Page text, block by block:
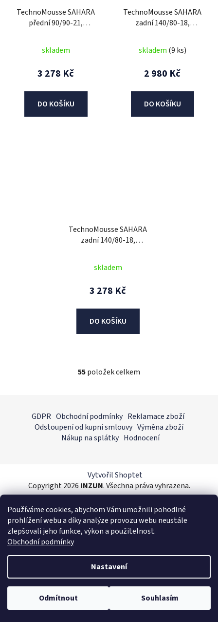
Používáme cookies, abychom Vám umožnili pohodlné
prohlížení webu a díky analýze provozu webu neustále
zlepšovali jeho funkce, výkon a použitelnost.
Obchodní podmínky
Nastavení
Odmítnout Souhlasím
TechnoMousse SAHARA
přední 90/90-21,
směs)
skladem
3 278 Kč
DO KOŠÍKU
TechnoMousse SAHARA
zadní 140/80-18,
SERIES , standardní
směs)
skladem (9 ks)
2 980 Kč
DO KOŠÍKU
TechnoMousse SAHARA
zadní 140/80-18,
směs)
skladem
3 278 Kč
DO KOŠÍKU
O
d
a
c
r
v
k
y
v
ý
p
s
u
55položek celkem
GDPR Obchodní podmínky Reklamace zboží
Odstoupení od kupní smlouvy Výměna zboží
Nákup na splátky Hodnocení
Vytvořil Shoptet
Copyright 2026 INZUN. Všechna práva vyhrazena.
Splátková kalkulačka ESSOX